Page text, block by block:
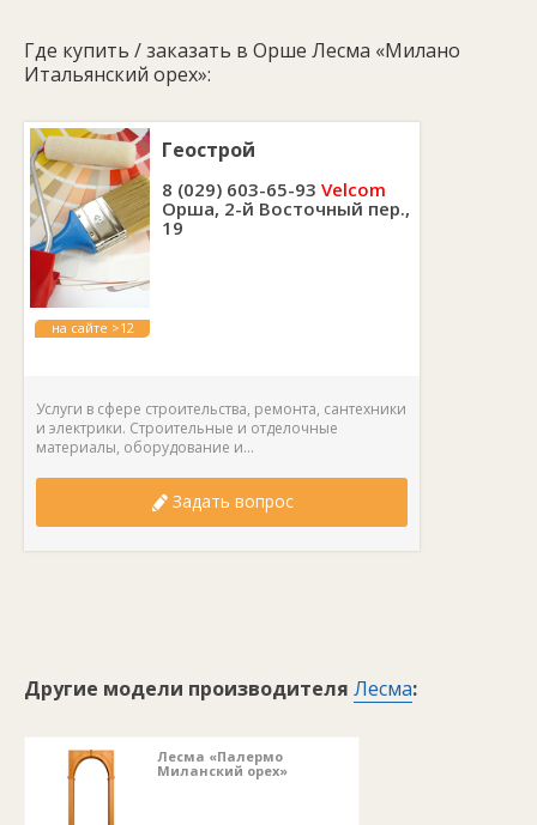
цвете «Итальянский орех».
Арка изготовлена из МДФ и покрыта ламинированной
устойчивость к внешним воздействиям, что делает арку
практичным и надежным решением для вашего дома.
Где купить / заказать в Орше Лесма «Милано
Итальянский орех»:
на сайте >12
Геострой
8 (029) 603-65-93 Velcom
Орша, 2-й Восточный пер.,
19
Услуги в сфере строительства, ремонта, сантехники
и электрики. Строительные и отделочные
материалы, оборудование и...
Задать вопрос
Другие модели производителя Лесма:
Лесма «Палермо
Миланский орех»